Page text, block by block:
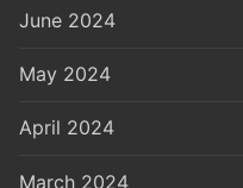
June 2024
May 2024
April 2024
March 2024